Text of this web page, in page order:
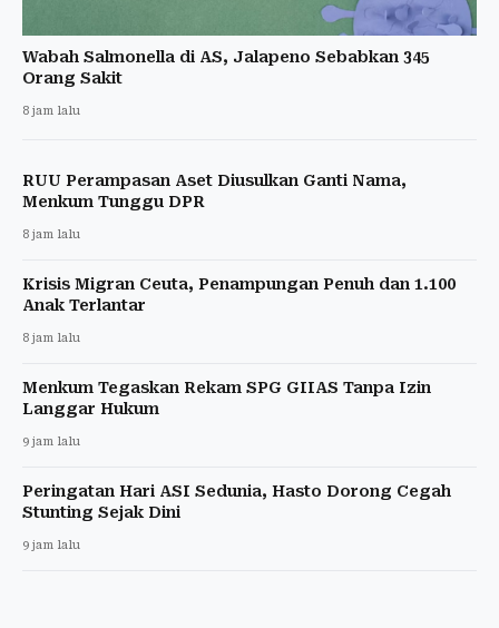
Wabah Salmonella di AS, Jalapeno Sebabkan 345
Orang Sakit
8 jam lalu
RUU Perampasan Aset Diusulkan Ganti Nama,
Menkum Tunggu DPR
8 jam lalu
Krisis Migran Ceuta, Penampungan Penuh dan 1.100
Anak Terlantar
8 jam lalu
Menkum Tegaskan Rekam SPG GIIAS Tanpa Izin
Langgar Hukum
9 jam lalu
Peringatan Hari ASI Sedunia, Hasto Dorong Cegah
Stunting Sejak Dini
9 jam lalu